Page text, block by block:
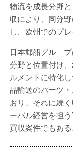
物流を成長分野
収により、同分
し、欧州でのプ
日本郵船グルー
分野と位置付け
ルメントに特化
品輸送のパーツ
おり、それに続
ーバル経営を担
買収案件でもある